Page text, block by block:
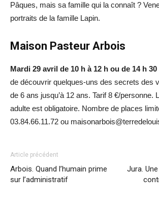
Pâques, mais sa famille qui la connaît ?
portraits de la famille Lapin.
Maison Pasteur Arbois
Mardi 29 avril de 10 h à 12 h ou de 14 h 30
de découvrir quelques-uns des secrets des
de 6 ans jusqu’à 12 ans. Tarif 8 €/personne.
adulte est obligatoire. Nombre de places
03.84.66.11.72 ou
Article précédent
Arbois. Quand l’humain prime
sur l’administratif
Jura.